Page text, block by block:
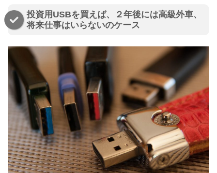
投資用USBを買えば、２年後には高級外車、
将来仕事はいらないのケース